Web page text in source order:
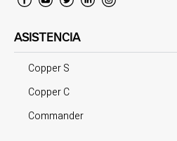
ASISTENCIA
Copper S
Copper C
Commander